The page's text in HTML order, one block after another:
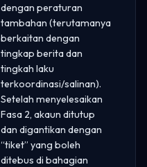
dengan peraturan
tambahan (terutamanya
berkaitan dengan
tingkap berita dan
tingkah laku
terkoordinasi/salinan).
Setelah menyelesaikan
Fasa 2, akaun ditutup
dan digantikan dengan
“tiket” yang boleh
ditebus di bahagian